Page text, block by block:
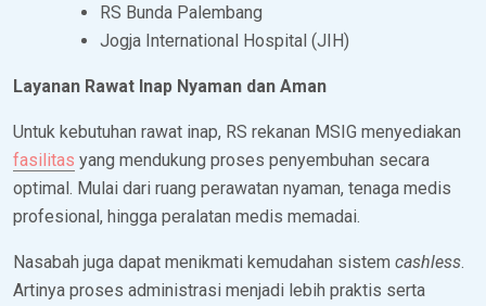
RS Bunda Palembang
Jogja International Hospital (JIH)
Layanan Rawat Inap Nyaman dan Aman
Untuk kebutuhan rawat inap, RS rekanan MSIG menyediakan
fasilitas yang mendukung proses penyembuhan secara
optimal. Mulai dari ruang perawatan nyaman, tenaga medis
profesional, hingga peralatan medis memadai.
Nasabah juga dapat menikmati kemudahan sistem cashless.
Artinya proses administrasi menjadi lebih praktis serta